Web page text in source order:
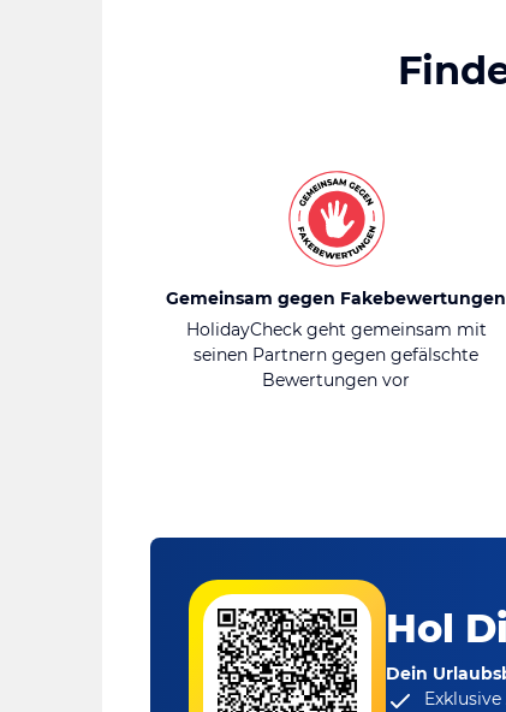
Gemeinsam gegen Fakebewertungen
HolidayCheck geht gemeinsam mit
seinen Partnern gegen gefälschte
Bewertungen vor
Hol
Dein